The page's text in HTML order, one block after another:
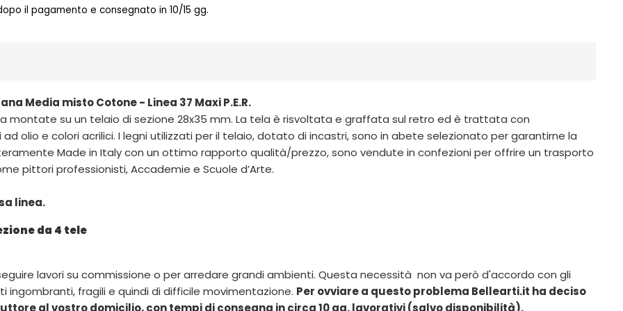
il pagamento e consegnato in 10/15 gg.
Media misto Cotone - Linea 37 Maxi P.E.R.
su un telaio di sezione 28x35 mm. La tela è risvoltata e graffata sul retro ed è trattata con
olio e colori acrilici. I legni utilizzati per il telaio, dotato di incastri, sono in abete selezionato per garantirne la
Made in Italy con un ottimo rapporto qualità/prezzo, sono vendute in confezioni per offrire un trasporto
pittori professionisti, Accademie e Scuole d’Arte.
linea.
da 4 tele
lavori su commissione o per arredare grandi ambienti. Questa necessità non va però d'accordo con gli
fragili e quindi di difficile movimentazione. Per ovviare a questo problema Bellearti.it ha deciso